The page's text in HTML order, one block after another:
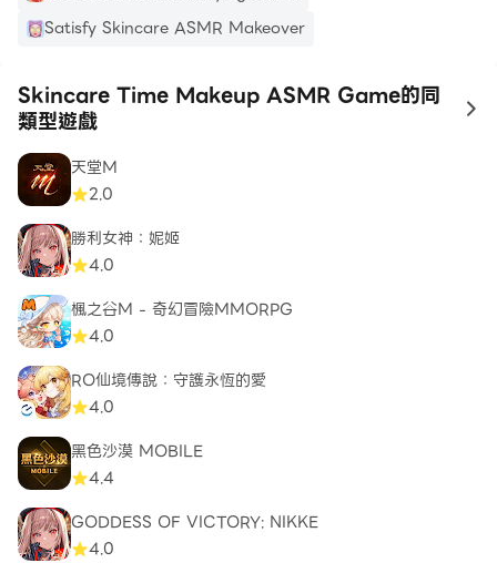
Satisfy Skincare ASMR Makeover
Skincare Time Makeup ASMR Game的同
類型遊戲
to
天堂M
2.0
勝利女神：妮姬
4.0
楓之谷M - 奇幻冒險MMORPG
4.0
RO仙境傳說：守護永恆的愛
4.0
黑色沙漠 MOBILE
4.4
GODDESS OF VICTORY: NIKKE
4.0